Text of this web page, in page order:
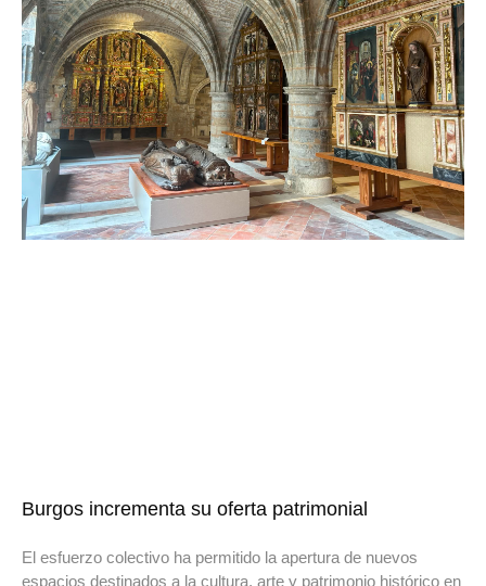
Burgos incrementa su oferta patrimonial
El esfuerzo colectivo ha permitido la apertura de nuevos
espacios destinados a la cultura, arte y patrimonio histórico en